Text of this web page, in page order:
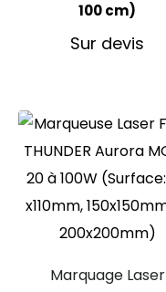
100 cm)
Sur devis
Marquage Laser